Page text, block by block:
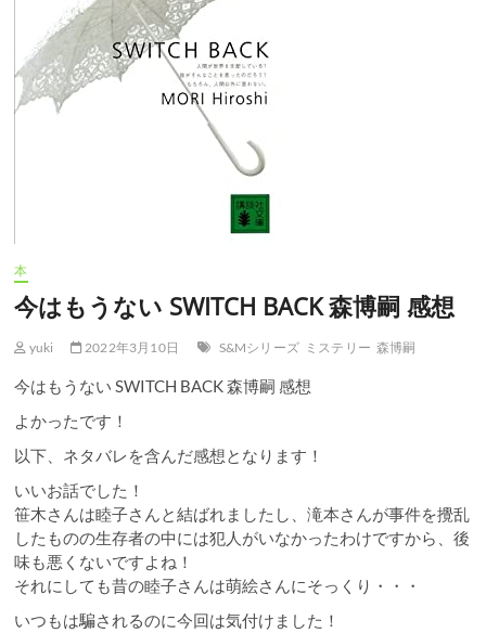
本
今はもうない SWITCH BACK 森博嗣 感想
yuki 2022年3月10日 S&Mシリーズ ミステリー 森博嗣
今はもうない SWITCH BACK 森博嗣 感想
よかったです！
以下、ネタバレを含んだ感想となります！
いいお話でした！
笹木さんは睦子さんと結ばれましたし、滝本さんが事件を攪乱
したものの生存者の中には犯人がいなかったわけですから、後
味も悪くないですよね！
それにしても昔の睦子さんは萌絵さんにそっくり・・・
いつもは騙されるのに今回は気付けました！